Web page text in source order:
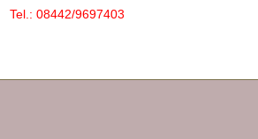
Tel.: 08442/9697403